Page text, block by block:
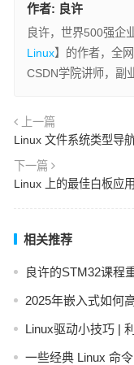
作者: 良许
良许，世界500强企
Linux】的作者，全
CSDN学院讲师，副
上一篇
Linux 文件系统类型导
下一篇
Linux 上的最佳白板应
相关推荐
良许的STM32课程
2025年嵌入式如何
Linux驱动小技巧 |
一些经典 Linux 命